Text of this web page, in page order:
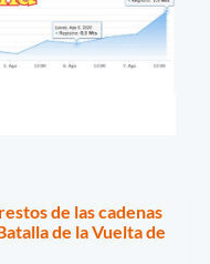
de las cadenas
de la Vuelta de